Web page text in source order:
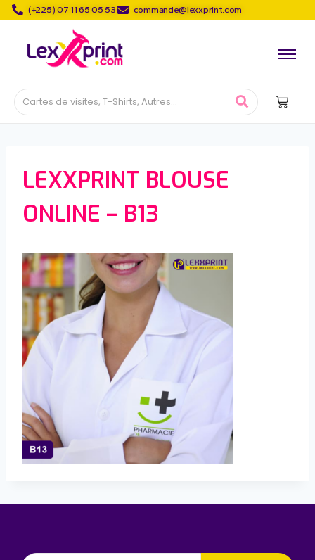
(+225) 07 11 65 05 53 commande@lexxprint.com
LEXXPRINT BLOUSE
ONLINE – B13